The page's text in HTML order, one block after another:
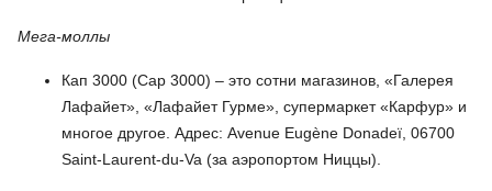
Мега-моллы
Кап 3000 (Cap 3000) – это сотни магазинов, «Галерея
Лафайет», «Лафайет Гурме», супермаркет «Карфур» и
многое другое. Адрес: Avenue Eugène Donadeï, 06700
Saint-Laurent-du-Va (за аэропортом Ниццы).